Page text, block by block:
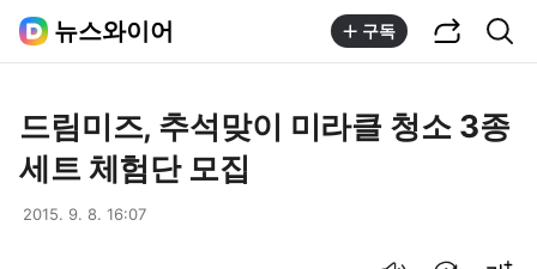
뉴스와이어 구독
드림미즈, 추석맞이 미라클 청소 3종
세트 체험단 모집
2015. 9. 8. 16:07